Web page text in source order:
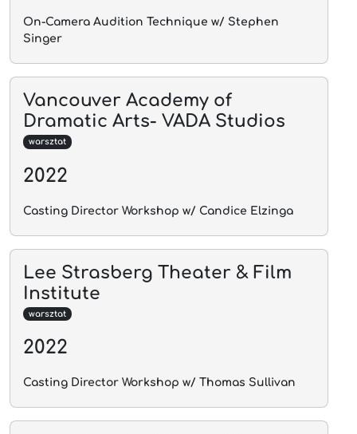
On-Camera Audition Technique w/ Stephen
Singer
Vancouver Academy of
Dramatic Arts- VADA Studios
warsztat
2022
Casting Director Workshop w/ Candice Elzinga
Lee Strasberg Theater & Film
Institute
warsztat
2022
Casting Director Workshop w/ Thomas Sullivan